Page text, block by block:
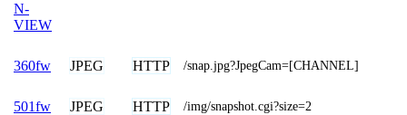
N-
VIEW
360fw JPEG HTTP /snap.jpg?JpegCam=[CHANNEL]
501fw JPEG HTTP /img/snapshot.cgi?size=2